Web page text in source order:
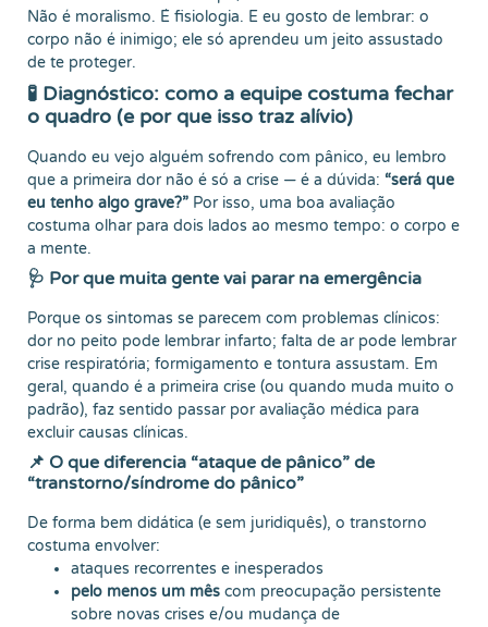
Não é moralismo. É fisiologia. E eu gosto de lembrar: o
corpo não é inimigo; ele só aprendeu um jeito assustado
de te proteger.
🧪 Diagnóstico: como a equipe costuma fechar
o quadro (e por que isso traz alívio)
Quando eu vejo alguém sofrendo com pânico, eu lembro
que a primeira dor não é só a crise — é a dúvida: “será que
eu tenho algo grave?” Por isso, uma boa avaliação
costuma olhar para dois lados ao mesmo tempo: o corpo e
a mente.
🩺 Por que muita gente vai parar na emergência
Porque os sintomas se parecem com problemas clínicos:
dor no peito pode lembrar infarto; falta de ar pode lembrar
crise respiratória; formigamento e tontura assustam. Em
geral, quando é a primeira crise (ou quando muda muito o
padrão), faz sentido passar por avaliação médica para
excluir causas clínicas.
📌 O que diferencia “ataque de pânico” de
“transtorno/síndrome do pânico”
De forma bem didática (e sem juridiquês), o transtorno
costuma envolver:
ataques recorrentes e inesperados
pelo menos um mês com preocupação persistente
sobre novas crises e/ou mudança de